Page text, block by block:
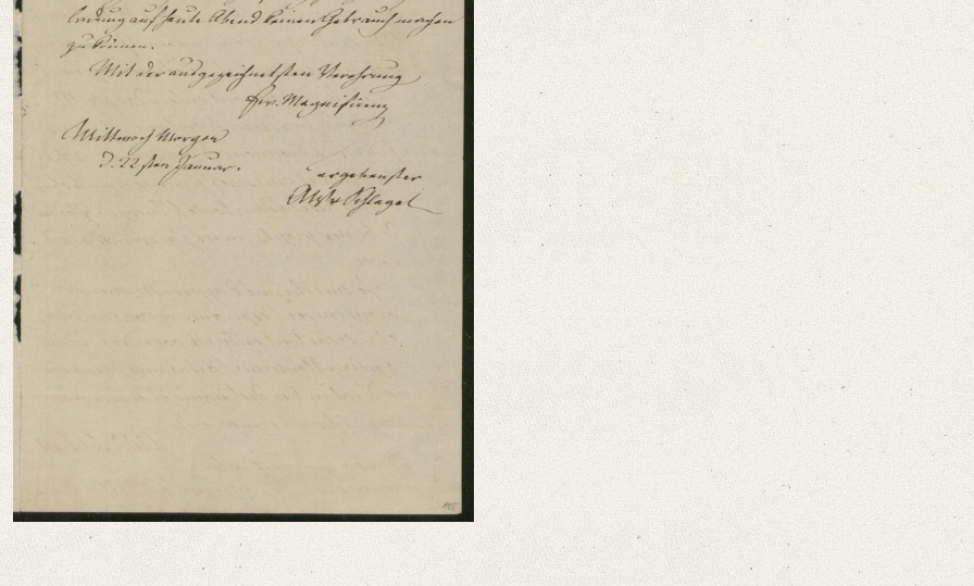
gütigen Einladung auf heute Abend keinen Gebrauch [...]“